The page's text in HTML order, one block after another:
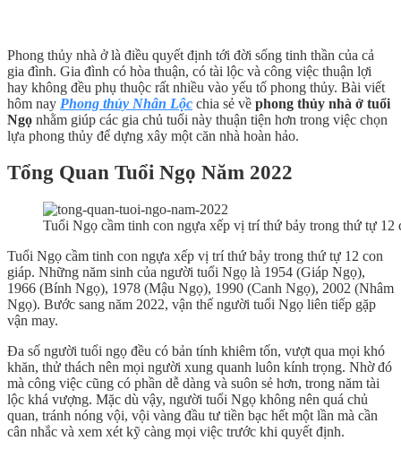
Phong thủy nhà ở là điều quyết định tới đời sống tinh thần của cả
gia đình. Gia đình có hòa thuận, có tài lộc và công việc thuận lợi
hay không đều phụ thuộc rất nhiều vào yếu tố phong thủy. Bài viết
hôm nay Phong thủy Nhân Lộc chia sẻ về phong thủy nhà ở tuổi
Ngọ nhằm giúp các gia chủ tuổi này thuận tiện hơn trong việc chọn
lựa phong thủy để dựng xây một căn nhà hoàn hảo.
Tổng Quan Tuổi Ngọ Năm 2022
Tuổi Ngọ cầm tinh con ngựa xếp vị trí thứ bảy trong thứ tự 12
Tuổi Ngọ cầm tinh con ngựa xếp vị trí thứ bảy trong thứ tự 12 con
giáp. Những năm sinh của người tuổi Ngọ là 1954 (Giáp Ngọ),
1966 (Bính Ngọ), 1978 (Mậu Ngọ), 1990 (Canh Ngọ), 2002 (Nhâm
Ngọ). Bước sang năm 2022, vận thế người tuổi Ngọ liên tiếp gặp
vận may.
Đa số người tuổi ngọ đều có bản tính khiêm tốn, vượt qua mọi khó
khăn, thử thách nên mọi người xung quanh luôn kính trọng. Nhờ đó
mà công việc cũng có phần dễ dàng và suôn sẻ hơn, trong năm tài
lộc khá vượng. Mặc dù vậy, người tuổi Ngọ không nên quá chủ
quan, tránh nóng vội, vội vàng đầu tư tiền bạc hết một lần mà cần
cân nhắc và xem xét kỹ càng mọi việc trước khi quyết định.